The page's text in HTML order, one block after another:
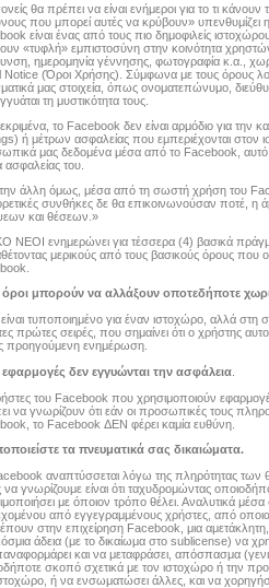
θα πρέπει να είναι ενήμεροι για το τι
που μπορεί αυτές να κρύβουν»
είναι ένας από τους πιο δημοφιλείς
«τυφλή» εμπιστοσύνη στην κοινότητα
ημερομηνία γέννησης, φωτογραφία κ.α.,
Notice (Όροι Χρήσης). Σύμφωνα με τους όρους
μας στοιχεία, όπως ονοματεπώνυμο,
τη μυστικότητα τους.
το Facebook δεν είναι αρμόδιο για
ή μέτρων ασφαλείας που εμπεριέχονται στον
μας δεδομένα μέσα από το Facebook, αυτό
ασφαλείας του.
άλλη όμως, μέσα από τη σωστή χρήση του
συνθήκες δε θα επικοινωνούσαν ποτέ,
και θέσεων.»
ΝΕΟΙ ενημερώνει για τέσσερα (4) βασικά
μερικούς από τους βασικούς όρους
όροι μπορούν να αλλάξουν οποτεδήποτε
τυποποιημένο για έναν ιστοχώρο, αλλά στη
πρώτες σειρές, που σημαίνει ότι ο χρήστης
προηγούμενη ενημέρωση.
εφαρμογές δεν εγγυώνται την ασφάλεια
του Facebook που χρησιμοποιούν
να γνωρίζουν ότι εάν οι προσωπικές τους
το Facebook ΔΕΝ φέρει καμία ευθύνη.
τα πνευματικά σας δικαιώματα.
αναπτύσσεται λόγω της πληρότητας των
γνωρίζουμε είναι ότι ταχυδρομώντας
με όποιον τρόπο θέλει. Αναλυτικά
από εγγεγραμμένους χρήστες, από
στην επιχείρηση Facebook, μια
άδεια (με το δικαίωμα στο sublicense) να
και να μεταφράσει, απόσπασμα
σκοπό σχετικά με τον ιστοχώρο ή την
ή να ενσωματώσει άλλες, και να